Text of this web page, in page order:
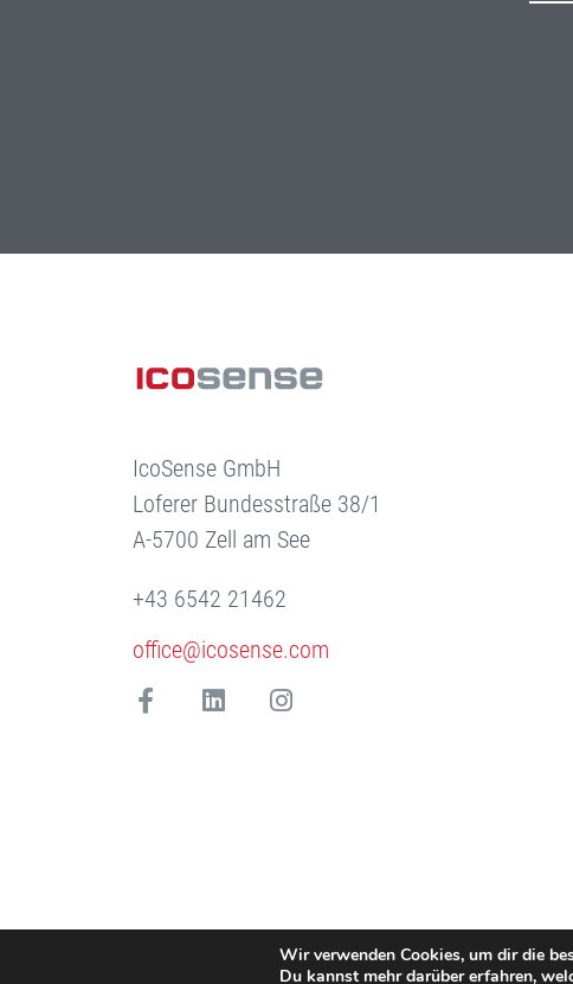
IcoSense GmbH
Loferer Bundesstraße 38/1
A-5700 Zell am See
+43 6542 21462
office@icosense.com
Wir verwenden Cookies, um dir die
Du kannst mehr darüber erfahren,